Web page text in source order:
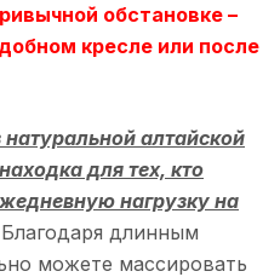
обстановке –
кресле или после
алтайской
для тех, кто
нагрузку на
Благодаря длинным
можете массировать